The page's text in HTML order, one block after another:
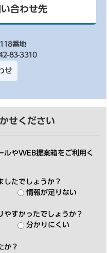
合わせ先
番地
83-3310
せ
せください
ルやWEB提案箱をご利用く
したでしょうか？
情報が足りない
やすかったでしょうか？
分かりにくい
か？